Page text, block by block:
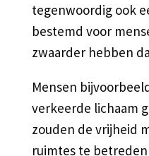
tegenwoordig ook
bestemd voor
zwaarder hebben
Mensen
verkeerde lichaam
zouden de vrijheid
ruimtes te